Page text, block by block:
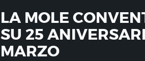
LA MOLE
SU 25
MARZO